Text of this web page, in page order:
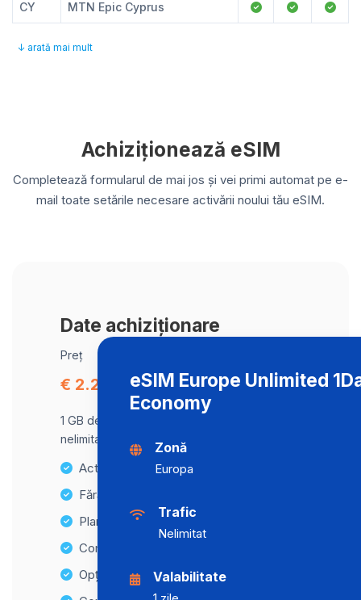
CY MTN Epic Cyprus
↓ arată mai mult
Achiziționează eSIM
Completează formularul de mai jos și vei primi automat pe e-
mail toate setările necesare activării noului tău eSIM.
Date achiziționare
Preț
€ 2.28
1 GB de date la viteză maximă, apoi trafic
nelimitat la o viteză de 512 Kbps .
Activare instantanee
Fără taxe ascunse
Planuri de date nelimitate
Compatibilitate cu multiple dispozitive
Opțiuni de reîncărcare ușoară
eSIM Europe Unlimited
Economy
Zonă
Europa
Trafic
Nelimitat
Valabilitate